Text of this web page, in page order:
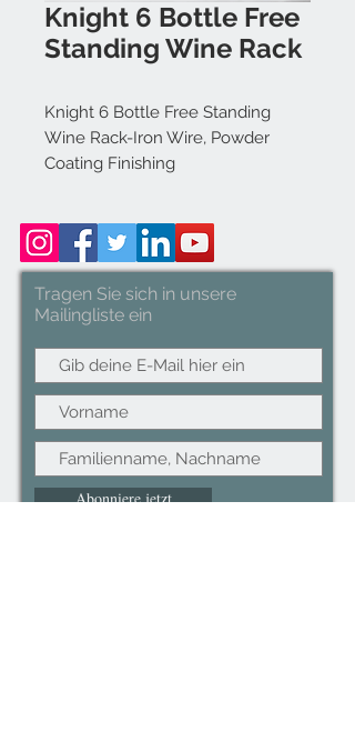
Knight 6 Bottle Free
Standing Wine Rack
Knight 6 Bottle Free Standing
Wine Rack-Iron Wire, Powder
Coating Finishing
Tragen Sie sich in unsere
Mailingliste ein
Abonniere jetzt